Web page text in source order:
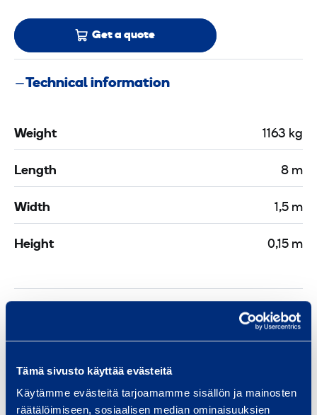
Tämä sivusto käyttää evästeitä
Käytämme evästeitä tarjoamamme sisällön ja mainosten
räätälöimiseen, sosiaalisen median ominaisuuksien
Get a quote
Technical information
Weight 1163 kg
Length 8 m
Width 1,5 m
Height 0,15 m
Similar products